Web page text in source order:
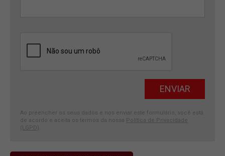
Ao preencher os seus dados e nos enviar este formulário, você está
de acordo e aceita os termos da nossa Política de Privacidade
(LGPD)